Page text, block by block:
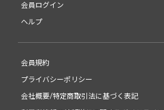
会員ログイン
ヘルプ
会員規約
プライバシーポリシー
会社概要/特定商取引法に基づく表記